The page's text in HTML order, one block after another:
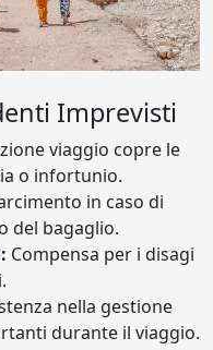
Imprevisti
viaggio copre le
o infortunio.
in caso di
del bagaglio.
Compensa per i disagi
nella gestione
durante il viaggio.